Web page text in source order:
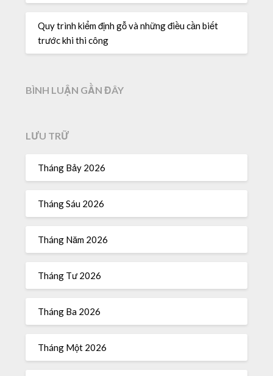
Quy trình kiểm định gỗ và những điều cần biết
trước khi thi công
BÌNH LUẬN GẦN ĐÂY
LƯU TRỮ
Tháng Bảy 2026
Tháng Sáu 2026
Tháng Năm 2026
Tháng Tư 2026
Tháng Ba 2026
Tháng Một 2026